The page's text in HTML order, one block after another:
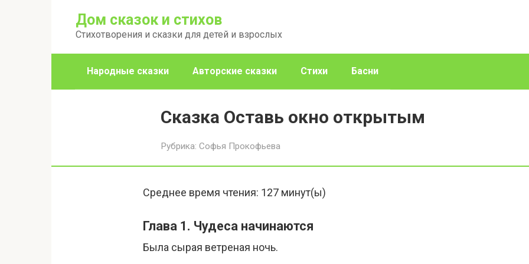
Дом сказок и стихов
Стихотворения и сказки для детей и взрослых
Народные сказки Авторские сказки Стихи Басни
Сказка Оставь окно открытым
Рубрика: Софья Прокофьева
Среднее время чтения: 127 минут(ы)
Глава 1. Чудеса начинаются
Была сырая ветреная ночь.